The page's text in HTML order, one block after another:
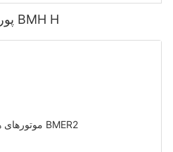
پورت روغن موتور هیدرولیک BMH H